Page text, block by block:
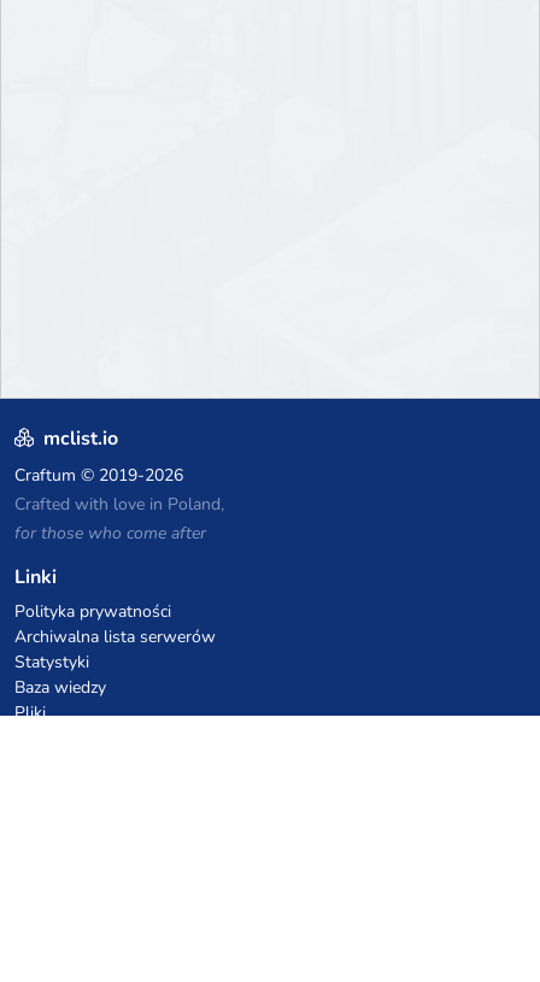
mclist.io
Craftum © 2019-2026
Crafted with love in Poland,
for those who come after
Linki
Polityka prywatności
Archiwalna lista serwerów
Statystyki
Baza wiedzy
Pliki